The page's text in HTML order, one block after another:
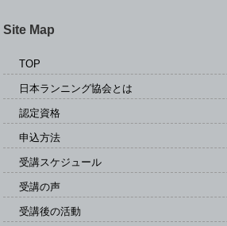
Site Map
TOP
日本ランニング協会とは
認定資格
申込方法
受講スケジュール
受講の声
受講後の活動